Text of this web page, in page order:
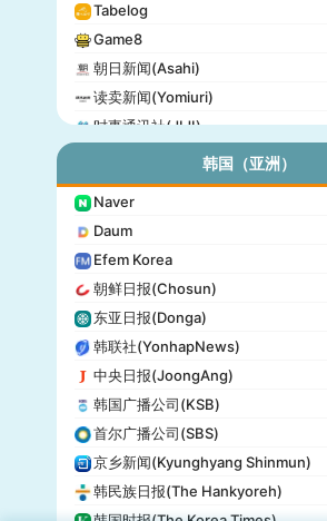
Tabelog
Game8
朝日新闻(Asahi)
读卖新闻(Yomiuri)
时事通讯社(JIJI)
产经新闻(Sankei)
东京放送(TBS)
朝日电视台(TV Asahi)
东京电视台(TV Tokyo)
日本电视台(NTV)
富士电视台(Fuji TV)
日本时报(Japan Times)
韩国（亚洲）
Naver
Daum
Efem Korea
朝鲜日报(Chosun)
东亚日报(Donga)
韩联社(YonhapNews)
中央日报(JoongAng)
韩国广播公司(KSB)
首尔广播公司(SBS)
京乡新闻(Kyunghyang Shinmun)
韩民族日报(The Hankyoreh)